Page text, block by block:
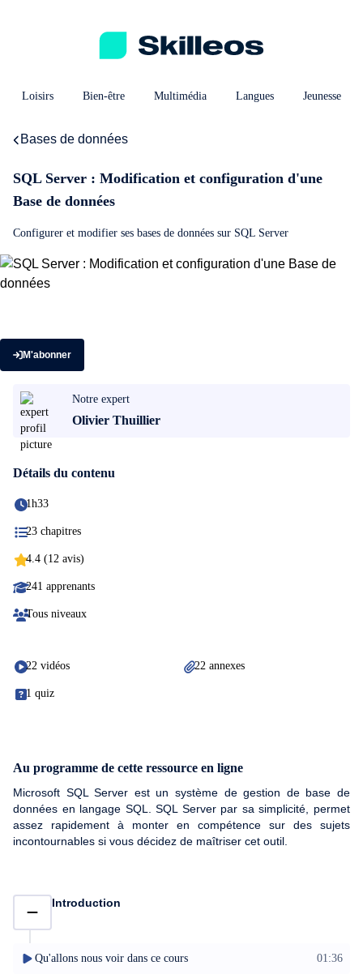
Loisirs Bien-être Multimédia Langues Jeunesse
Bases de données
SQL Server : Modification et configuration d'une
Base de données
Configurer et modifier ses bases de données sur SQL Server
M'abonner
Notre expert
Olivier Thuillier
Détails du contenu
1h33
23 chapitres
4.4 (12 avis)
241 apprenants
Tous niveaux
22 vidéos 22 annexes
1 quiz
Au programme de cette ressource en ligne
Microsoft SQL Server est un système de gestion de base de
données en langage SQL. SQL Server par sa simplicité, permet
assez rapidement à monter en compétence sur des sujets
incontournables si vous décidez de maîtriser cet outil.
Introduction
Qu'allons nous voir dans ce cours 01:36